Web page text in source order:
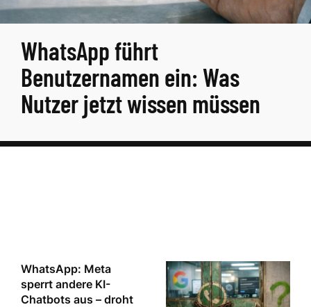
WhatsApp führt
Benutzernamen ein: Was
Nutzer jetzt wissen müssen
WhatsApp: Meta
sperrt andere KI-
Chatbots aus – droht